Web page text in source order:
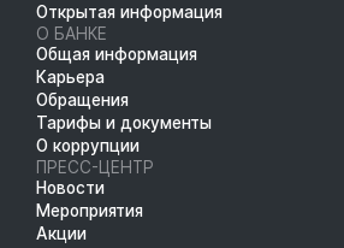
Открытая информация
О БАНКЕ
Общая информация
Карьера
Обращения
Тарифы и документы
О коррупции
ПРЕСС-ЦЕНТР
Новости
Мероприятия
Акции